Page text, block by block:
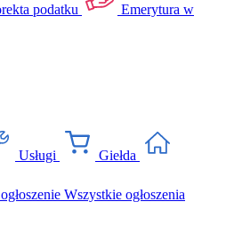
podatku
Emerytura w
Usługi Giełda
Wszystkie ogłoszenia